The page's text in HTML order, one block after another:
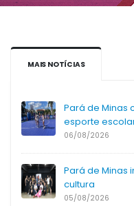
MAIS NOTÍCIAS
Pará de Minas
esporte
06/08/2026
Pará de Minas
cultura
05/08/2026